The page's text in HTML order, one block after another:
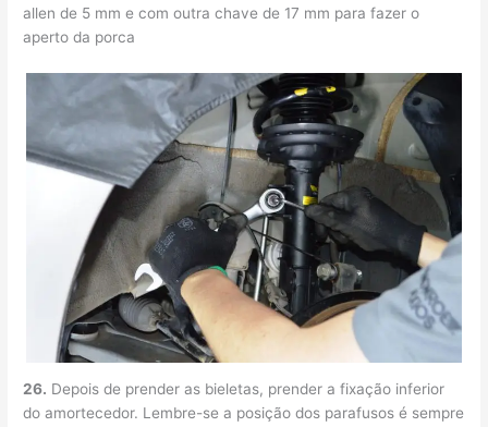
allen de 5 mm e com outra chave de 17 mm para fazer o
aperto da porca
26. Depois de prender as bieletas, prender a fixação inferior
do amortecedor. Lembre-se a posição dos parafusos é sempre